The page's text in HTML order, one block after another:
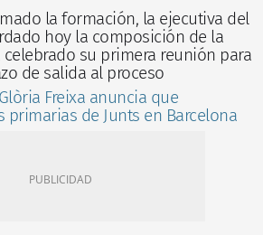
la formación, la ejecutiva del
hoy la composición de la
celebrado su primera reunión para
de salida al proceso
Glòria Freixa anuncia que
primarias de Junts en Barcelona